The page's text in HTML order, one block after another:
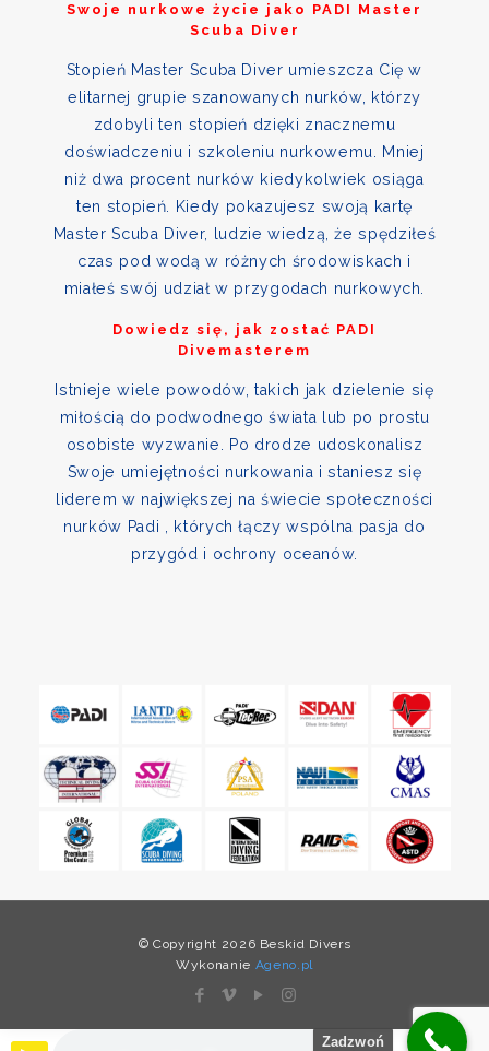
Swoje nurkowe życie jako PADI Master
Scuba Diver
Stopień Master Scuba Diver umieszcza Cię w
elitarnej grupie szanowanych nurków, którzy
zdobyli ten stopień dzięki znacznemu
doświadczeniu i szkoleniu nurkowemu. Mniej
niż dwa procent nurków kiedykolwiek osiąga
ten stopień. Kiedy pokazujesz swoją kartę
Master Scuba Diver, ludzie wiedzą, że spędziłeś
czas pod wodą w różnych środowiskach i
miałeś swój udział w przygodach nurkowych.
Dowiedz się, jak zostać PADI
Divemasterem
Istnieje wiele powodów, takich jak dzielenie się
miłością do podwodnego świata lub po prostu
osobiste wyzwanie. Po drodze udoskonalisz
Swoje umiejętności nurkowania i staniesz się
liderem w największej na świecie społeczności
nurków Padi , których łączy wspólna pasja do
przygód i ochrony oceanów.
© Copyright 2026 Beskid Divers
Wykonanie Ageno.pl
Zadzwoń